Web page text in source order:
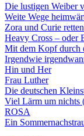
Die lustigen Weiber
Weite Wege
Zora und Curie
Heavy Cross – oder
Mit dem Kopf durch
Irgendwie
Hin und Her
Frau Luther
Die deutschen
Viel Lärm um nichts
ROSA
Ein